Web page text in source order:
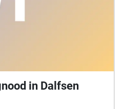
in Dalfsen